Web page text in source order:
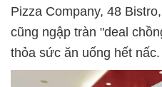
Pizza Company, 48
cũng ngập tràn "deal
thỏa sức ăn uống hết nấc.